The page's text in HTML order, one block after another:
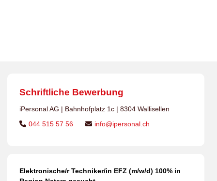
Schriftliche Bewerbung
iPersonal AG | Bahnhofplatz 1c | 8304 Wallisellen
044 515 57 56
info@ipersonal.ch
Elektronische/r Techniker/in EFZ (m/w/d) 100% in